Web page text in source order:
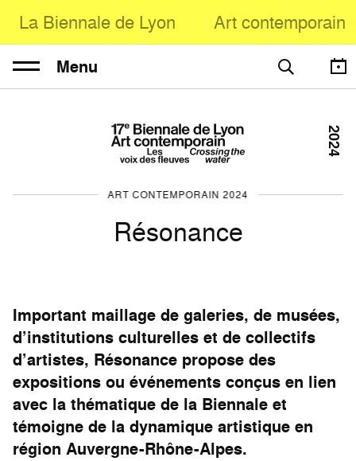
La Biennale de Lyon Art contemporain
Menu
ART CONTEMPORAIN 2024
Résonance
2024
Important maillage de galeries, de musées,
d’institutions culturelles et de collectifs
d’artistes, Résonance propose des
expositions ou événements conçus en lien
avec la thématique de la Biennale et
témoigne de la dynamique artistique en
région Auvergne-Rhône-Alpes.